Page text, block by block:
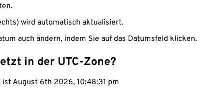
wird automatisch aktualisiert.
auch ändern, indem Sie auf das Datumsfeld klicken.
in der UTC-Zone?
ist August 6th 2026, 10:48:32 pm